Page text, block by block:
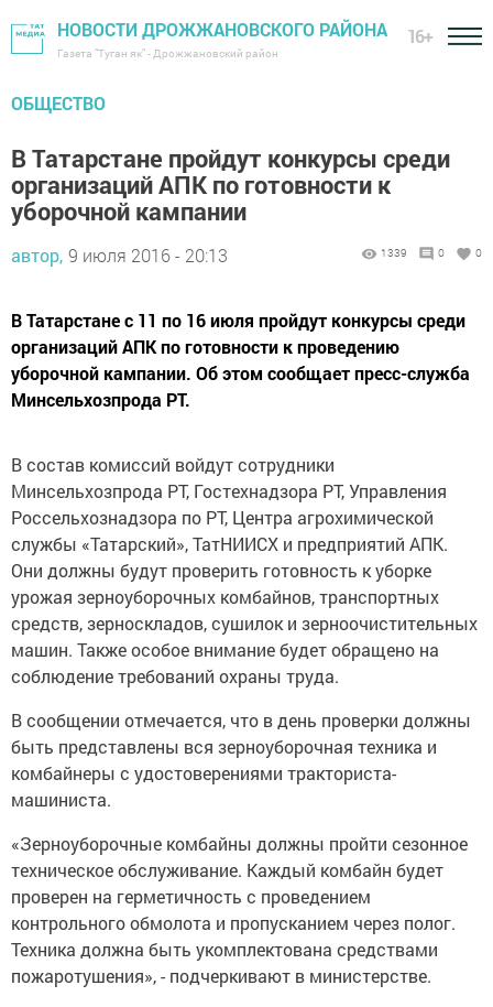
НОВОСТИ ДРОЖЖАНОВСКОГО РАЙОНА
Газета "Туган як" - Дрожжановский район
16+
ОБЩЕСТВО
В Татарстане пройдут конкурсы среди
организаций АПК по готовности к
уборочной кампании
автор, 9 июля 2016 - 20:13 1339 0 0
В Татарстане с 11 по 16 июля пройдут конкурсы среди
организаций АПК по готовности к проведению
уборочной кампании. Об этом сообщает пресс-служба
Минсельхозпрода РТ.
В состав комиссий войдут сотрудники
Минсельхозпрода РТ, Гостехнадзора РТ, Управления
Россельхознадзора по РТ, Центра агрохимической
службы «Татарский», ТатНИИСХ и предприятий АПК.
Они должны будут проверить готовность к уборке
урожая зерноуборочных комбайнов, транспортных
средств, зерноскладов, сушилок и зерноочистительных
машин. Также особое внимание будет обращено на
соблюдение требований охраны труда.
В сообщении отмечается, что в день проверки должны
быть представлены вся зерноуборочная техника и
комбайнеры с удостоверениями тракториста-
машиниста.
«Зерноуборочные комбайны должны пройти сезонное
техническое обслуживание. Каждый комбайн будет
проверен на герметичность с проведением
контрольного обмолота и пропусканием через полог.
Техника должна быть укомплектована средствами
пожаротушения», - подчеркивают в министерстве.